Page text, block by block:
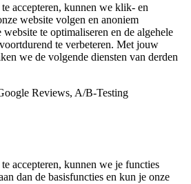
accepteren, kunnen we klik- en
website volgen en anoniem
website te optimaliseren en de algehele
te verbeteren. Met jouw
we de volgende diensten van derden
Reviews, A/B-Testing
accepteren, kunnen we je functies
dan de basisfuncties en kun je onze